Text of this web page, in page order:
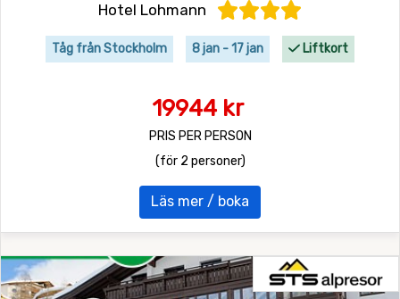
Hotel Lohmann
Tåg från Stockholm 8 jan - 17 jan Liftkort
19944 kr
PRIS PER PERSON
(för 2 personer)
Läs mer / boka